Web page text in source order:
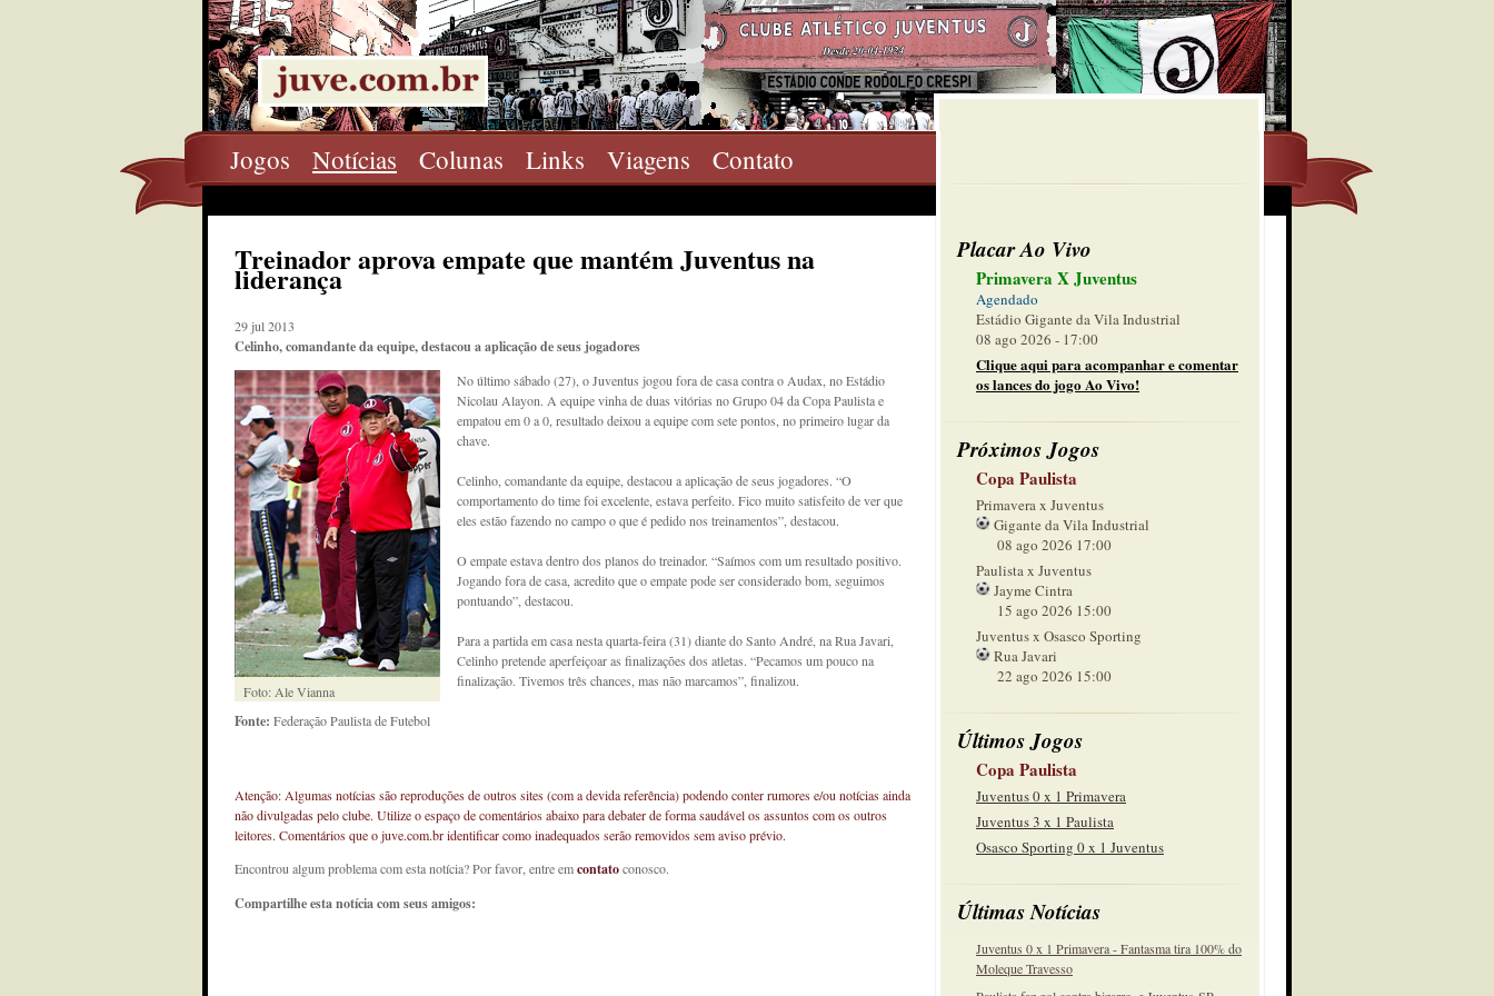
Jogos Notícias Colunas Links Viagens Contato
Placar Ao Vivo
Primavera X Juventus
Agendado
Estádio Gigante da Vila Industrial
08 ago 2026 - 17:00
Clique aqui para acompanhar e comentar
os lances do jogo Ao Vivo!
Próximos Jogos
Copa Paulista
Primavera x Juventus
Gigante da Vila Industrial
08 ago 2026 17:00
Paulista x Juventus
Jayme Cintra
15 ago 2026 15:00
Juventus x Osasco Sporting
Rua Javari
22 ago 2026 15:00
Últimos Jogos
Copa Paulista
Juventus 0 x 1 Primavera
Juventus 3 x 1 Paulista
Osasco Sporting 0 x 1 Juventus
Últimas Notícias
Juventus 0 x 1 Primavera - Fantasma tira 100% do
Moleque Travesso
Treinador aprova empate que mantém Juventus na
liderança
29 jul 2013
Celinho, comandante da equipe, destacou a aplicação de seus jogadores
Foto: Ale Vianna
No último sábado (27), o Juventus jogou fora de casa contra o Audax, no Estádio
Nicolau Alayon. A equipe vinha de duas vitórias no Grupo 04 da Copa Paulista e
empatou em 0 a 0, resultado deixou a equipe com sete pontos, no primeiro lugar da
chave.
Celinho, comandante da equipe, destacou a aplicação de seus jogadores. “O
comportamento do time foi excelente, estava perfeito. Fico muito satisfeito de ver que
eles estão fazendo no campo o que é pedido nos treinamentos”, destacou.
O empate estava dentro dos planos do treinador. “Saímos com um resultado positivo.
Jogando fora de casa, acredito que o empate pode ser considerado bom, seguimos
pontuando”, destacou.
Para a partida em casa nesta quarta-feira (31) diante do Santo André, na Rua Javari,
Celinho pretende aperfeiçoar as finalizações dos atletas. “Pecamos um pouco na
finalização. Tivemos três chances, mas não marcamos”, finalizou.
Fonte: Federação Paulista de Futebol
Atenção: Algumas notícias são reproduções de outros sites (com a devida referência) podendo conter rumores e/ou notícias ainda
não divulgadas pelo clube. Utilize o espaço de comentários abaixo para debater de forma saudável os assuntos com os outros
leitores. Comentários que o juve.com.br identificar como inadequados serão removidos sem aviso prévio.
Encontrou algum problema com esta notícia? Por favor, entre emcontatoconosco.
Compartilhe esta notícia com seus amigos: